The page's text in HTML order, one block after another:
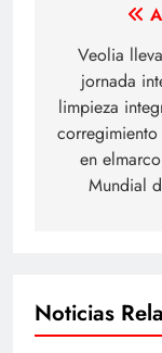
de
entradas
Veolia
jornada
limpieza
en
Mundial
Noticias